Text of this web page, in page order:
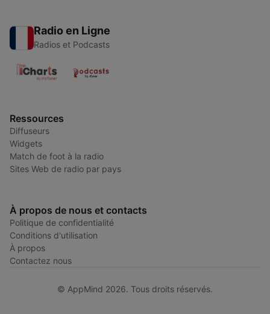
Radio en Ligne
Radios et Podcasts
Ressources
Diffuseurs
Widgets
Match de foot à la radio
Sites Web de radio par pays
À propos de nous et contacts
Politique de confidentialité
Conditions d'utilisation
À propos
Contactez nous
© AppMind 2026. Tous droits réservés.